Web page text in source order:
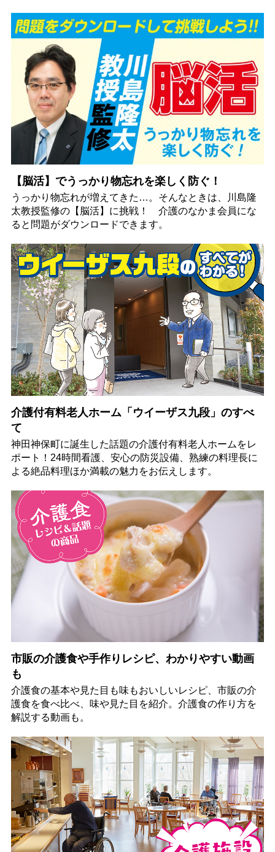
【脳活】でうっかり物忘れを楽しく防ぐ！
うっかり物忘れが増えてきた…。そんなときは、川島隆
太教授監修の【脳活】に挑戦！ 介護のなかま会員にな
ると問題がダウンロードできます。
介護付有料老人ホーム「ウイーザス九段」のすべ
て
神田神保町に誕生した話題の介護付有料老人ホームをレ
ポート！24時間看護、安心の防災設備、熟練の料理長に
よる絶品料理ほか満載の魅力をお伝えします。
市販の介護食や手作りレシピ、わかりやすい動画
も
介護食の基本や見た目も味もおいしいレシピ、市販の介
護食を食べ比べ、味や見た目を紹介。介護食の作り方を
解説する動画も。